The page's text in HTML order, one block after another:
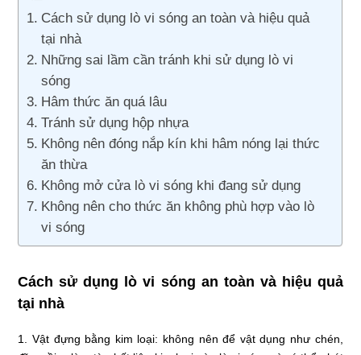
Cách sử dụng lò vi sóng an toàn và hiệu quả
tại nhà
Những sai lầm cần tránh khi sử dụng lò vi
sóng
Hâm thức ăn quá lâu
Tránh sử dụng hộp nhựa
Không nên đóng nắp kín khi hâm nóng lại thức
ăn thừa
Không mở cửa lò vi sóng khi đang sử dụng
Không nên cho thức ăn không phù hợp vào lò
vi sóng
Cách sử dụng lò vi sóng an toàn và hiệu quả
tại nhà
1. Vật đựng bằng kim loại: không nên để vật dụng như chén,